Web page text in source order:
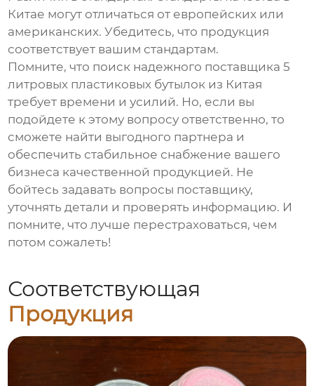
Китае могут отличаться от европейских или
американских. Убедитесь, что продукция
соответствует вашим стандартам.
Помните, что поиск надежного поставщика5
литровых пластиковых бутылок из Китая
требует времени и усилий. Но, если вы
подойдете к этому вопросу ответственно, то
сможете найти выгодного партнера и
обеспечить стабильное снабжение вашего
бизнеса качественной продукцией. Не
бойтесь задавать вопросы поставщику,
уточнять детали и проверять информацию. И
помните, что лучше перестраховаться, чем
потом сожалеть!
Соответствующая
Продукция